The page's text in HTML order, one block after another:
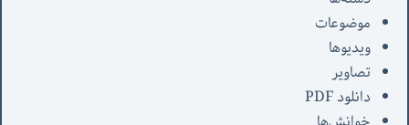
موضوعات
ویدیوها
تصاویر
دانلود PDF